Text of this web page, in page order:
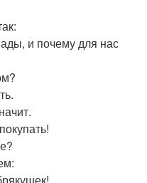
и почему для нас